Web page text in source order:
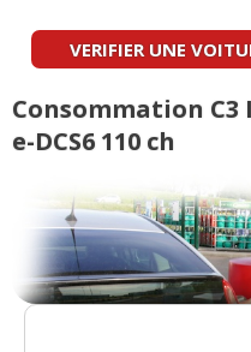
VERIFIER UNE
Consommation C3
e-DCS6 110 ch